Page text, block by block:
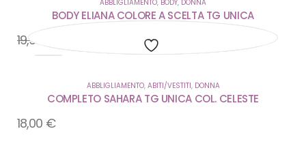
alla
alla
alla
ABBLIGLIAMENTO, BODY, DONNA
BODY ELIANA COLORE A SCELTA TG UNICA
19,90
alla
ABBLIGLIAMENTO, ABITI/VESTITI, DONNA
COMPLETO SAHARA TG UNICA COL. CELESTE
18,00 €
alla
alla